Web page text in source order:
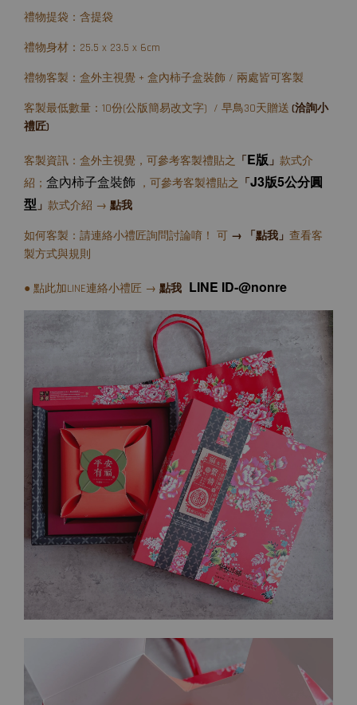
禮物提袋：含提袋
禮物身材：25.5 x 23.5 x 6cm
禮物客製：盒外主視覺 + 盒內柿子盒裝飾 / 兩處皆可客製
客製最低數量：10份(公版簡易改文字) / 早鳥30天贈送 (洽詢小
禮匠)
客製資訊：盒外主視覺，可參考客製禮貼之 「 E版」 款式介
紹； 盒內柿子盒裝飾 ，可參考客製禮貼之 「 J3版5公分圓
型」 款式介紹 → 點我
如何客製：請連絡小禮匠詢問討論唷！ 可 → 「點我」 查看客
製方式與規則
● 點此加LINE連絡小禮匠 → 點我 LINE ID-@nonre